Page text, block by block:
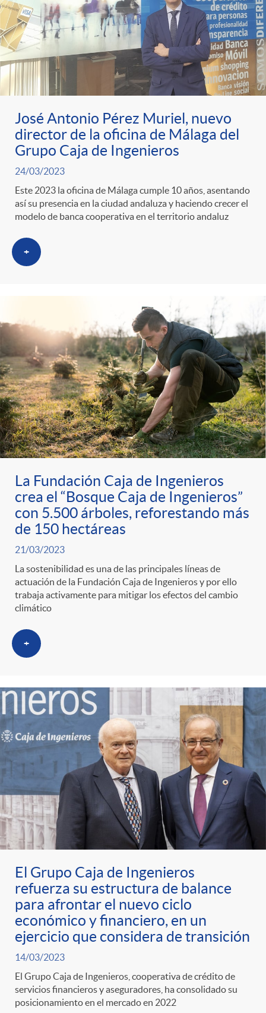
José Antonio Pérez Muriel, nuevo
director de la oficina de Málaga del
Grupo Caja de Ingenieros
24/03/2023
Este 2023 la oficina de Málaga cumple 10 años, asentando
así su presencia en la ciudad andaluza y haciendo crecer el
modelo de banca cooperativa en el territorio andaluz
+
La Fundación Caja de Ingenieros
crea el “Bosque Caja de Ingenieros”
con 5.500 árboles, reforestando más
de 150 hectáreas
21/03/2023
La sostenibilidad es una de las principales líneas de
actuación de la Fundación Caja de Ingenieros y por ello
trabaja activamente para mitigar los efectos del cambio
climático
+
El Grupo Caja de Ingenieros
refuerza su estructura de balance
para afrontar el nuevo ciclo
económico y financiero, en un
ejercicio que considera de transición
14/03/2023
El Grupo Caja de Ingenieros, cooperativa de crédito de
servicios financieros y aseguradores, ha consolidado su
posicionamiento en el mercado en 2022